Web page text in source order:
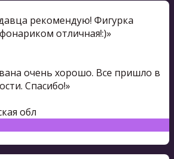
рекомендую! Фигурка
отличная!:)»
очень хорошо. Все пришло в
Спасибо!»
обл